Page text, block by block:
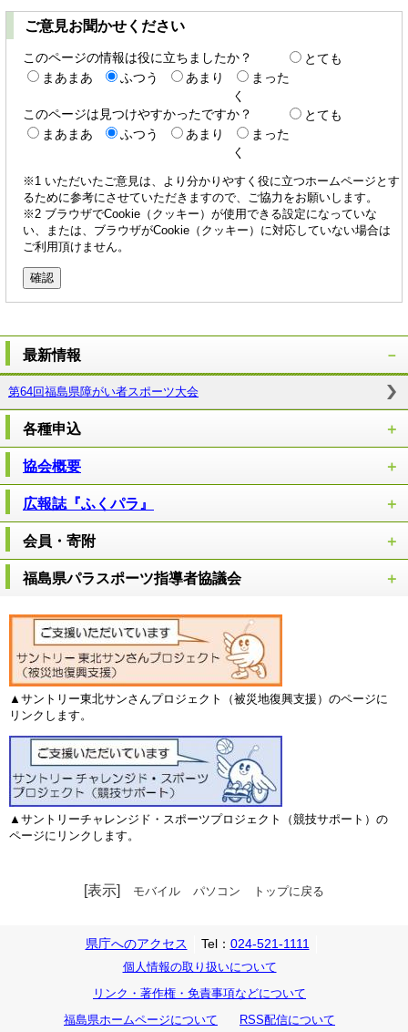
ご意見お聞かせください
このページの情報は役に立ちましたか？
とても
まあまあ
ふつう あまり
まった
く
このページは見つけやすかったですか？
とても
まあまあ
ふつう あまり
まった
く
※1 いただいたご意見は、より分かりやすく役に立つホームページとす
るために参考にさせていただきますので、ご協力をお願いします。
※2 ブラウザでCookie（クッキー）が使用できる設定になっていな
い、または、ブラウザがCookie（クッキー）に対応していない場合は
ご利用頂けません。
最新情報
第64回福島県障がい者スポーツ大会
各種申込
協会概要
広報誌『ふくパラ』
会員・寄附
福島県パラスポーツ指導者協議会
▲サントリー東北サンさんプロジェクト（被災地復興支援）のページに
リンクします。
▲サントリーチャレンジド・スポーツプロジェクト（競技サポート）の
ページにリンクします。
[表示] モバイル パソコン トップに戻る
県庁へのアクセス Tel： 024-521-1111
個人情報の取り扱いについて
リンク・著作権・免責事項などについて
福島県ホームページについて
RSS配信について